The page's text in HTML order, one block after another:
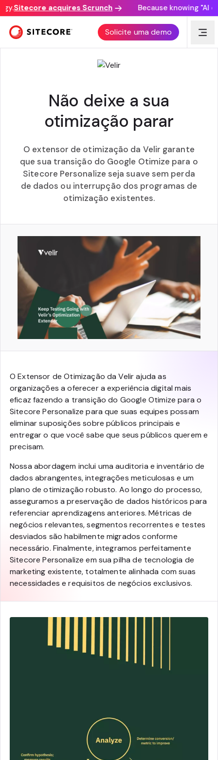
Sitecore acquires Scrunch Because knowing "AI
Solicite uma demo
EXTENSOR DE OTIMIZAÇÃO DA VELIR
Não deixe a sua
otimização parar
O extensor de otimização da Velir garante
que sua transição do Google Otimize para o
Sitecore Personalize seja suave sem perda
de dados ou interrupção dos programas de
otimização existentes.
O Extensor de Otimização da Velir ajuda as
organizações a oferecer a experiência digital mais
eficaz fazendo a transição do Google Otimize para o
Sitecore Personalize para que suas equipes possam
eliminar suposições sobre públicos principais e
entregar o que você sabe que seus públicos querem e
precisam.
Nossa abordagem inclui uma auditoria e inventário de
dados abrangentes, integrações meticulosas e um
plano de otimização robusto. Ao longo do processo,
asseguramos a preservação de dados históricos para
referenciar aprendizagens anteriores. Métricas de
negócios relevantes, segmentos recorrentes e testes
desviados são habilmente migrados conforme
necessário. Finalmente, integramos perfeitamente
Sitecore Personalize em sua pilha de tecnologia de
marketing existente, totalmente alinhada com suas
necessidades e requisitos de negócios exclusivos.